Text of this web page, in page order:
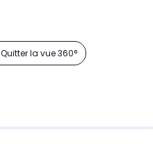
Quitter la vue 360°